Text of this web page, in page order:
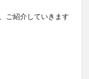
ご紹介していきます